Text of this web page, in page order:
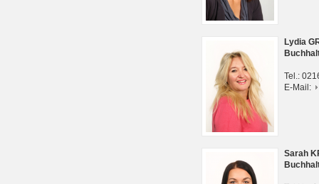
Lydia
Tel.:
E-Mail:
Sarah